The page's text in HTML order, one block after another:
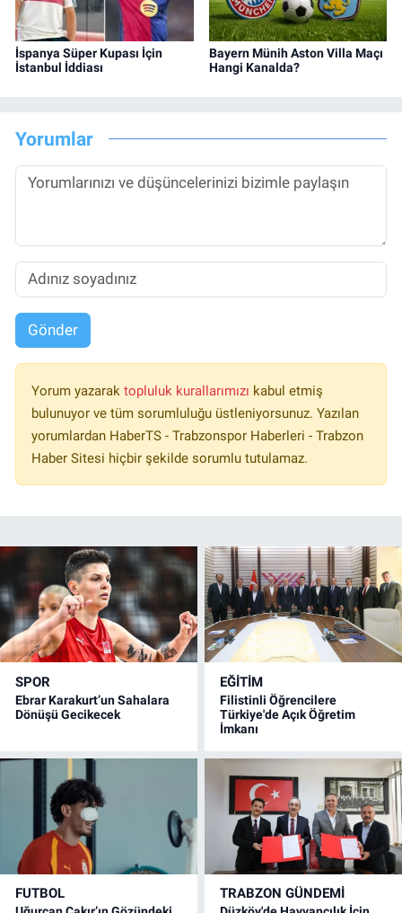
İspanya Süper Kupası İçin
İstanbul İddiası
Bayern Münih Aston Villa Maçı
Hangi Kanalda?
Yorumlar
Gönder
Yorum yazarak topluluk kurallarımızı kabul etmiş
bulunuyor ve tüm sorumluluğu üstleniyorsunuz. Yazılan
yorumlardan HaberTS - Trabzonspor Haberleri - Trabzon
Haber Sitesi hiçbir şekilde sorumlu tutulamaz.
SPOR
Ebrar Karakurt’un Sahalara
Dönüşü Gecikecek
EĞİTİM
Filistinli Öğrencilere
Türkiye'de Açık Öğretim
İmkanı
FUTBOL TRABZON GÜNDEMİ